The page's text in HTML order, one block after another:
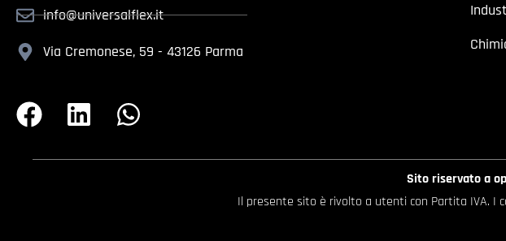
info@universalflex.it
Via Cremonese, 59 - 43126 Parma
Sito riservato a
Il presente sito è rivolto a utenti con Partita IVA. I